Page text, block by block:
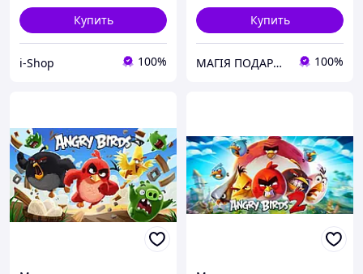
Купить
i-Shop 100%
Купить
МАГІЯ ПОДАРУНКІВ 100%